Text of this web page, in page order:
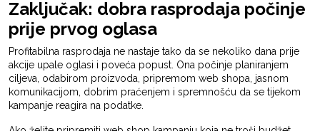
Zaključak: dobra rasprodaja počinje
prije prvog oglasa
Profitabilna rasprodaja ne nastaje tako da se nekoliko dana prije
akcije upale oglasi i poveća popust. Ona počinje planiranjem
ciljeva, odabirom proizvoda, pripremom web shopa, jasnom
komunikacijom, dobrim praćenjem i spremnošću da se tijekom
kampanje reagira na podatke.